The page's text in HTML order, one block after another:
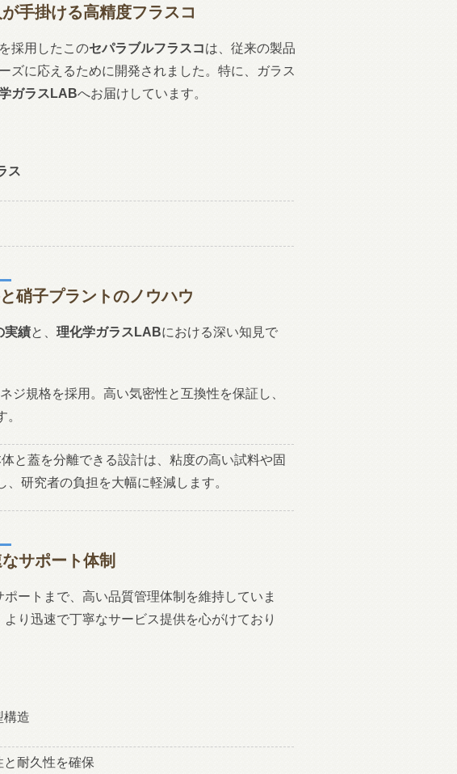
が手掛ける高精度フラスコ
採用したこのセパラブルフラスコは、従来の製品
ズに応えるために開発されました。特に、ガラス
ガラスLABへお届けしています。
ス
硝子プラントのノウハウ
実績と、 理化学ガラスLABにおける深い知見で
ネジ規格を採用。高い気密性と互換性を保証し、
と蓋を分離できる設計は、粘度の高い試料や固
研究者の負担を大幅に軽減します。
サポート体制
ートまで、高い品質管理体制を維持していま
より迅速で丁寧なサービス提供を心がけており
構造
耐久性を確保